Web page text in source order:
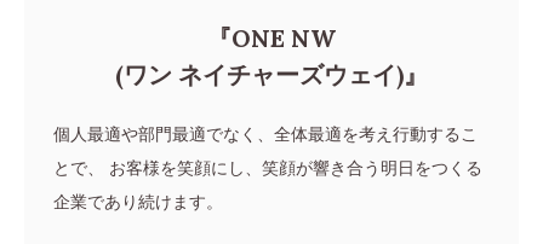
『ONE NW
(ワン ネイチャーズウェイ)』
個人最適や部門最適でなく、全体最適を考え行動するこ
とで、
お客様を笑顔にし、笑顔が響き合う明日をつくる
企業であり続けます。